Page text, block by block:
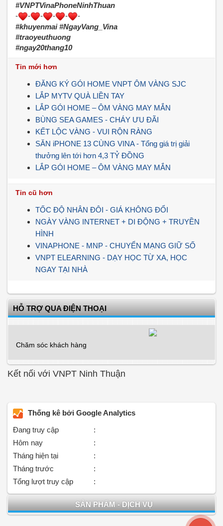
#VNPTVinaPhoneNinhThuan
-
- - - -
-
#khuyenmai #NgayVang_Vina
#traoyeuthuong
#ngay20thang10
Tin mới hơn
ĐĂNG KÝ GÓI HOME VNPT ÔM VÀNG SJC
LẮP MYTV QUÀ LIỀN TAY
LẮP GÓI HOME – ÔM VÀNG MAY MẮN
️BÙNG SEA GAMES - CHÁY ƯU ĐÃI
KẾT LỘC VÀNG - VUI RỘN RÀNG
SĂN iPHONE 13 CÙNG VINA - Tổng giá trị giải
thưởng lên tới hơn 4,3 TỶ ĐỒNG
LẮP GÓI HOME – ÔM VÀNG MAY MẮN
Tin cũ hơn
TỐC ĐỘ NHÂN ĐÔI - GIÁ KHÔNG ĐỔI
NGÀY VÀNG INTERNET + DI ĐỘNG + TRUYỀN
HÌNH
VINAPHONE - MNP - CHUYỂN MẠNG GIỮ SỐ
VNPT ELEARNING - DẠY HỌC TỪ XA, HỌC
NGAY TẠI NHÀ
HỖ TRỢ QUA ĐIỆN THOẠI
Chăm sóc khách hàng
Kết nối với VNPT Ninh Thuận
Thống kê bởi Google Analytics
Đang truy cập
:
Hôm nay
:
Tháng hiện tại
:
Tháng trước
:
Tổng lượt truy cập
:
SẢN PHẨM - DỊCH VỤ